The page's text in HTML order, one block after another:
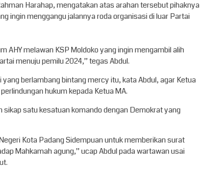
Harahap, mengatakan atas arahan tersebut pihaknya
ingin menggangu jalannya roda organisasi di luar Partai
AHY melawan KSP Moldoko yang ingin mengambil alih
menuju pemilu 2024,” tegas Abdul.
berlambang bintang mercy itu, kata Abdul, agar Ketua
hukum kepada Ketua MA.
sikap satu kesatuan komando dengan Demokrat yang
Kota Padang Sidempuan untuk memberikan surat
Mahkamah agung,” ucap Abdul pada wartawan usai